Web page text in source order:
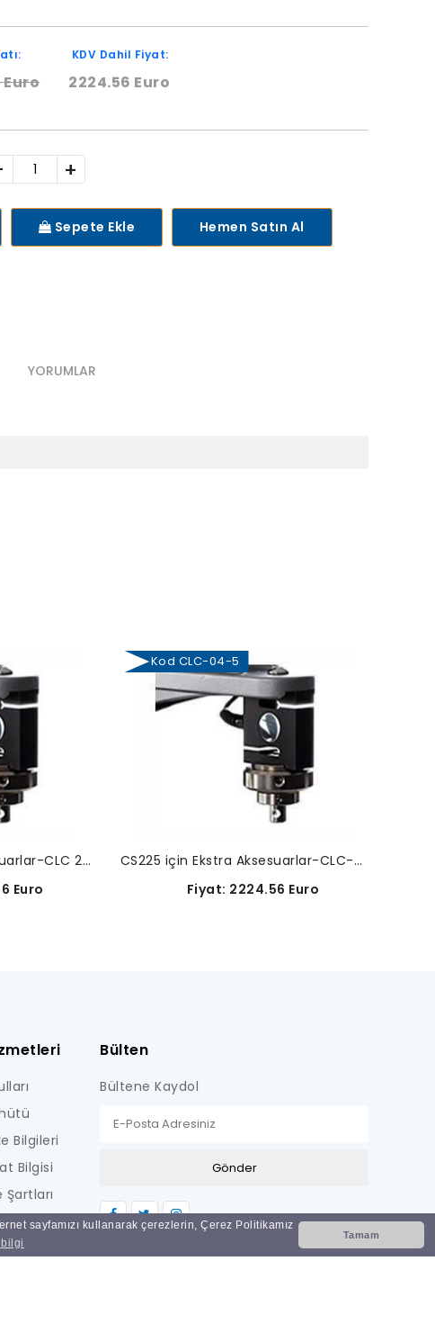
sayfamızı kullanarak çerezlerin, Çerez Politikamız
Tamam
KDV Dahil Fiyat:
2224.56 Euro
+
Sepete Ekle Hemen Satın Al
YORUMLAR
CS225 için Ekstra Aksesuarlar-CLC 250G
Euro
Kod CLC-04-5
CS225 için Ekstra Aksesuarlar-CLC-04-5
Fiyat: 2224.56 Euro
Bilgileri
Bilgisi
İLİŞKİN
Bülten
Bültene Kaydol